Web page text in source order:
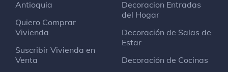
Antioquia
Quiero Comprar
Vivienda
Suscribir Vivienda en
Venta
Decoracion Entradas
del Hogar
Decoración de Salas de
Estar
Decoración de Cocinas